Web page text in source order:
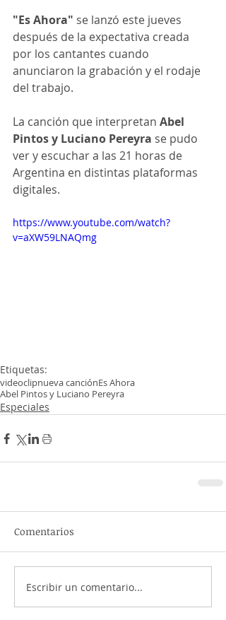
"Es Ahora" se lanzó este jueves
después de la expectativa creada
por los cantantes cuando
anunciaron la grabación y el rodaje
del trabajo.
La canción que interpretan Abel
Pintos y Luciano Pereyra se pudo
ver y escuchar a las 21 horas de
Argentina en distintas plataformas
digitales.
https://www.youtube.com/watch?
v=aXW59LNAQmg
Etiquetas:
videoclipnueva canciónEs Ahora
Abel Pintos y Luciano Pereyra
Especiales
Comentarios
Escribir un comentario...